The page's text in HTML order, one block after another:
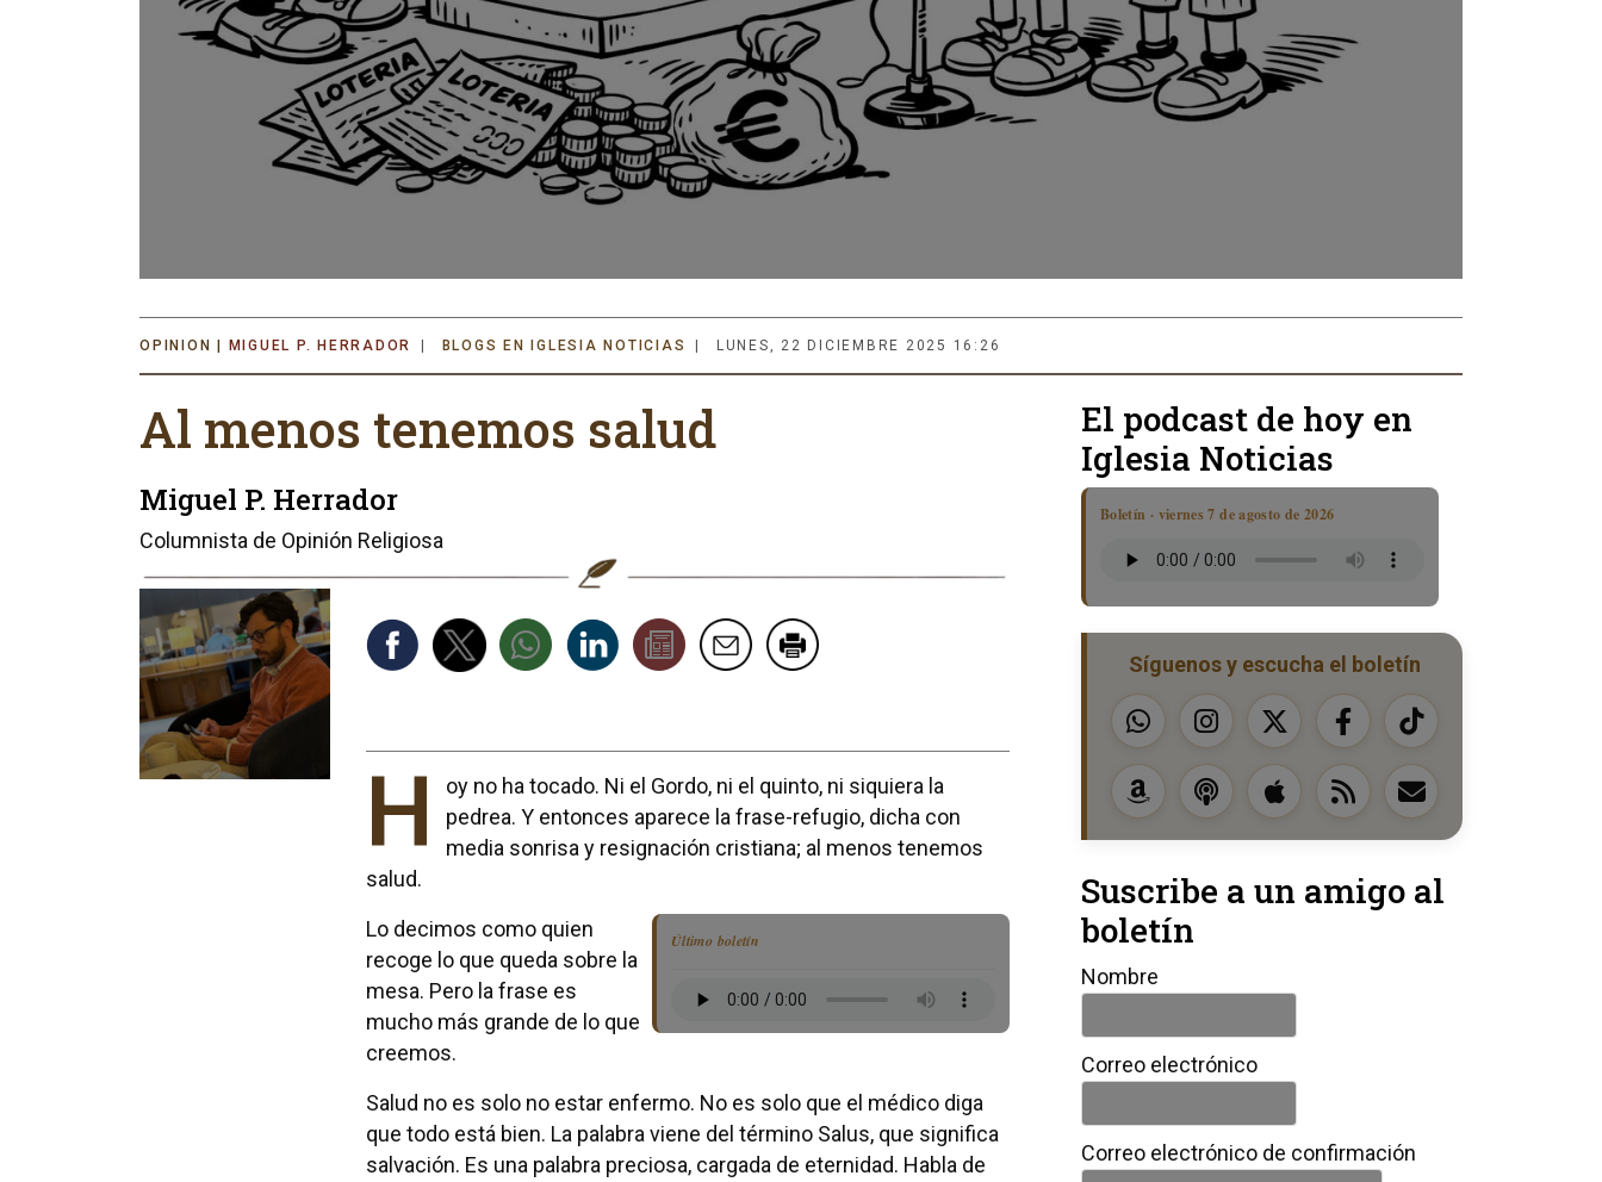
MIGUEL P. HERRADOR BLOGS EN IGLESIA NOTICIAS LUNES, 22 DICIEMBRE 2025 16:26
Al menos tenemos salud
Miguel P. Herrador
Columnista de Opinión Religiosa
H
oy no ha tocado. Ni el Gordo, ni el quinto, ni siquiera la
pedrea. Y entonces aparece la frase-refugio, dicha con
media sonrisa y resignación cristiana; al menos tenemos
salud.
Último boletín
Lo decimos como quien
recoge lo que queda sobre la
mesa. Pero la frase es
mucho más grande de lo que
creemos.
Salud no es solo no estar enfermo. No es solo que el médico diga
que todo está bien. La palabra viene del término Salus, que significa
salvación. Es una palabra preciosa, cargada de eternidad. Habla de
El podcast de hoy en
Iglesia Noticias
Boletín · viernes 7 de agosto de 2026
Síguenos y escucha el boletín
Suscribe a un amigo al
boletín
Nombre
Correo electrónico
Correo electrónico de confirmación